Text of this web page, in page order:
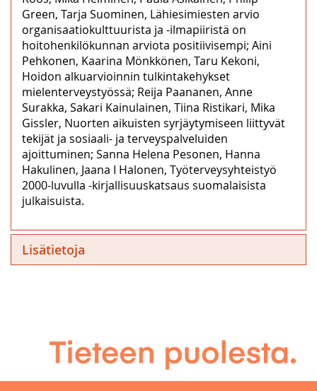
Green, Tarja Suominen, Lähiesimiesten arvio
organisaatiokulttuurista ja -ilmapiiristä on
hoitohenkilökunnan arviota positiivisempi; Aini
Pehkonen, Kaarina Mönkkönen, Taru Kekoni,
Hoidon alkuarvioinnin tulkintakehykset
mielenterveystyössä; Reija Paananen, Anne
Surakka, Sakari Kainulainen, Tiina Ristikari, Mika
Gissler, Nuorten aikuisten syrjäytymiseen liittyvät
tekijät ja sosiaali- ja terveyspalveluiden
ajoittuminen; Sanna Helena Pesonen, Hanna
Hakulinen, Jaana I Halonen, Työterveysyhteistyö
2000-luvulla -kirjallisuuskatsaus suomalaisista
julkaisuista.
Lisätietoja